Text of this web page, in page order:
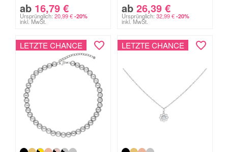
ab 16,79 €
Ursprünglich: 20,99€ -20%
inkl. MwSt.
ab 26,39 €
Ursprünglich: 32,99€ -20%
inkl. MwSt.
LETZTE CHANCE LETZTE CHANCE